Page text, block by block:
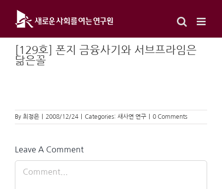
content
[129호] 폰지 금융사기와 서브프라임은
닮은꼴
By 최정은 2008/12/24 Categories: 새사연 연구 0 Comments
Leave A Comment